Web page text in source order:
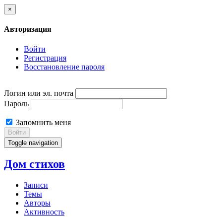
×
Авторизация
Войти
Регистрация
Восстановление пароля
Логин или эл. почта
Пароль
Запомнить меня
Войти
Toggle navigation
Дом стихов
Записи
Темы
Авторы
Активность